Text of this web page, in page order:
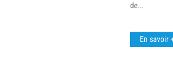
de...
En savoir